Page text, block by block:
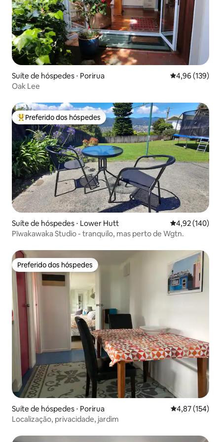
Suíte de hóspedes ⋅ Porirua 4,96 de uma
4,96 (139)
Oak Lee
Entre os melhores preferidos dos hóspedes
Preferido dos hóspedes
Suíte de hóspedes ⋅ Lower Hutt 4,92 de uma
4,92 (140)
Pīwakawaka Studio - tranquilo, mas perto de Wgtn.
Preferido dos hóspedes
Preferido dos hóspedes
Suíte de hóspedes ⋅ Porirua 4,87 de uma
4,87 (154)
Localização, privacidade, jardim